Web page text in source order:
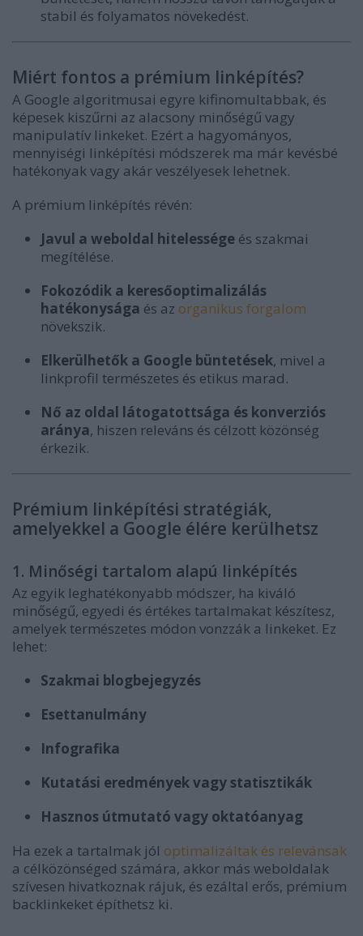
stabil és folyamatos növekedést.
Miért fontos a prémium linképítés?
A Google algoritmusai egyre kifinomultabbak, és
képesek kiszűrni az alacsony minőségű vagy
manipulatív linkeket. Ezért a hagyományos,
mennyiségi linképítési módszerek ma már kevésbé
hatékonyak vagy akár veszélyesek lehetnek.
A prémium linképítés révén:
Javul a weboldal hitelessége és szakmai
megítélése.
Fokozódik a keresőoptimalizálás
hatékonysága és az organikus forgalom
növekszik.
Elkerülhetők a Google büntetések, mivel a
linkprofil természetes és etikus marad.
Nő az oldal látogatottsága és konverziós
aránya, hiszen releváns és célzott közönség
érkezik.
Prémium linképítési stratégiák,
amelyekkel a Google élére kerülhetsz
1. Minőségi tartalom alapú linképítés
Az egyik leghatékonyabb módszer, ha kiváló
minőségű, egyedi és értékes tartalmakat készítesz,
amelyek természetes módon vonzzák a linkeket. Ez
lehet:
Szakmai blogbejegyzés
Esettanulmány
Infografika
Kutatási eredmények vagy statisztikák
Hasznos útmutató vagy oktatóanyag
Ha ezek a tartalmak jól optimalizáltak és relevánsak
a célközönséged számára, akkor más weboldalak
szívesen hivatkoznak rájuk, és ezáltal erős, prémium
backlinkeket építhetsz ki.